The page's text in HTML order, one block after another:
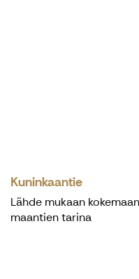
Kuninkaantie
Lähde mukaan
maantien tarina